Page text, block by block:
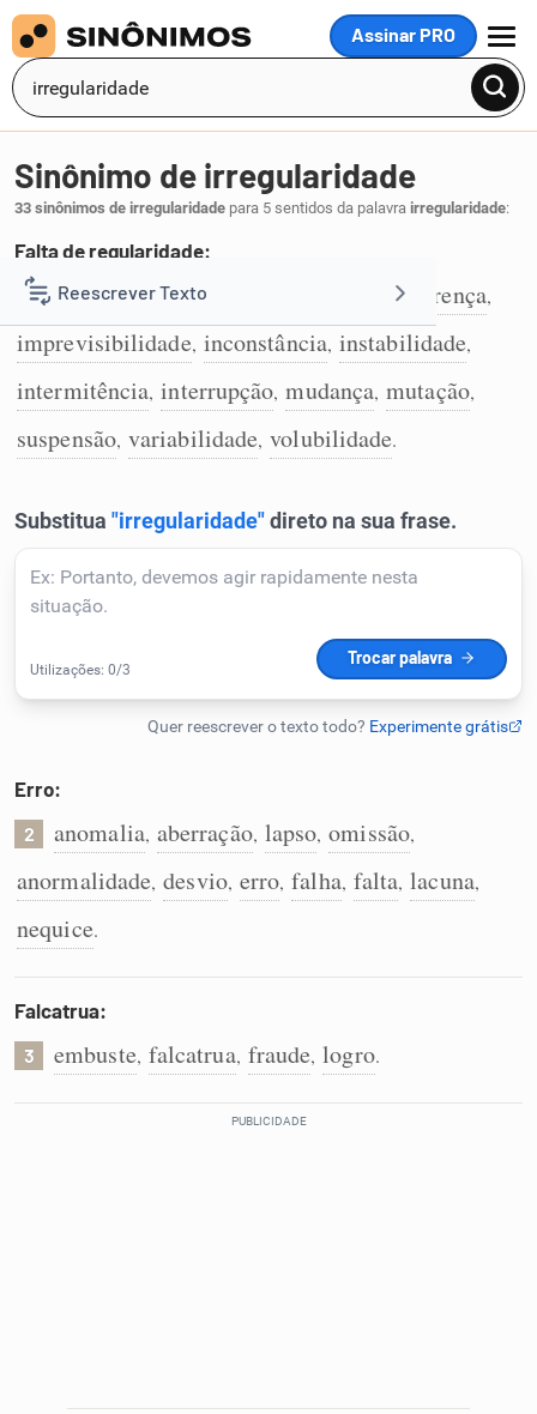
Assinar PRO
MENU
Reescrever Texto
Resumir Texto
Corrigir Texto
Humanizador de IA
Cata-letras
Caça-palavras
Sinônimo de irregularidade
33 sinônimos de irregularidade para 5 sentidos da palavra irregularidade:
Falta de regularidade:
1 alteração,descontinuação diferença,
imprevisibilidade, inconstância, instabilidade,
intermitência, interrupção, mudança, mutação,
suspensão, variabilidade, volubilidade.
Erro:
2 anomalia, aberração, lapso, omissão,
anormalidade, desvio, erro, falha, falta, lacuna,
nequice.
Falcatrua:
3 embuste, falcatrua, fraude, logro.